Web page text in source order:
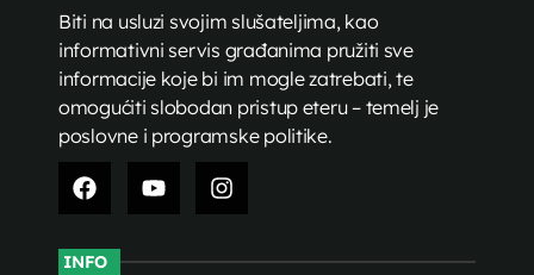
Biti na usluzi svojim slušateljima, kao
informativni servis građanima pružiti sve
informacije koje bi im mogle zatrebati, te
omogućiti slobodan pristup eteru – temelj je
poslovne i programske politike.
INFO